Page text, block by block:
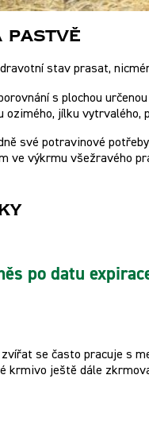
pastvě
stav prasat,
s plochou
ozimého, jílku
své potravinové
ve výkrmu všežravého
po datu
se často pracuje s
krmivo ještě dále